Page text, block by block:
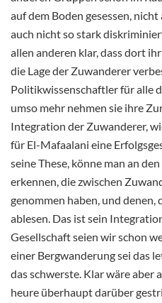
auf dem Boden gesessen,
auch nicht so stark
allen anderen klar, dass dort
die Lage der Zuwanderer
Politikwissenschaftler für alle
umso mehr nehmen sie ihre
Integration der Zuwanderer,
für El-Mafaalani eine
seine These, könne man an
erkennen, die zwischen
genommen haben, und denen,
ablesen. Das ist sein
Gesellschaft seien wir schon
einer Bergwanderung sei das
das schwerste. Klar wäre aber
heure überhaupt darüber